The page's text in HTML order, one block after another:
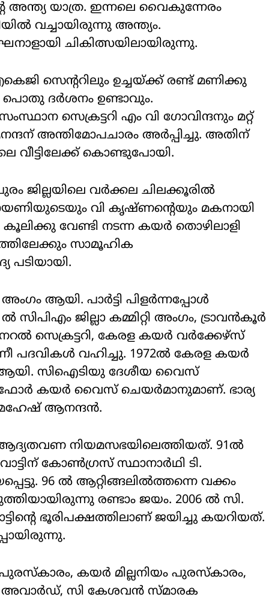
അന്ത്യ യാത്ര. ഇന്നലെ വൈകുന്നേരം
വച്ചായിരുന്നു അന്ത്യം.
ചികിത്സയിലായിരുന്നു.
സെന്ററിലും ഉച്ചയ്ക്ക് രണ്ട് മണിക്കു
ദര്‍ശനം ഉണ്ടാവും.
സെക്രട്ടറി എം വി ഗോവിന്ദനും മറ്റ്
അന്തിമോപചാരം അര്‍പ്പിച്ചു. അതിന്
വീട്ടിലേക്ക് കൊണ്ടുപോയി.
ജില്ലയിലെ വര്‍ക്കല ചിലക്കൂരില്‍
വി കൃഷ്ണന്റെയും മകനായി
വേണ്ടി നടന്ന കയര്‍ തൊഴിലാളി
സാമൂഹിക
അംഗം ആയി. പാര്‍ട്ടി പിളര്‍ന്നപ്പോള്‍
സിപിഎം ജില്ലാ കമ്മിറ്റി അംഗം, ട്രാവന്‍കൂര്‍
സെക്രട്ടറി, കേരള കയര്‍ വര്‍ക്കേഴ്സ്
പദവികള്‍ വഹിച്ചു. 1972ല്‍ കേരള കയര്‍
ആയി. സിഐടിയു ദേശീയ വൈസ്
കയര്‍ വൈസ് ചെയര്‍മാനുമാണ്. ഭാര്യ
ആനന്ദന്‍.
ആദ്യതവണ നിയമസഭയിലെത്തിയത്. 91ല്‍
കോണ്‍ഗ്രസ് സ്ഥാനാര്‍ഥി ടി.
96 ല്‍ ആറ്റിങ്ങലില്‍ത്തന്നെ വക്കം
രണ്ടാം ജയം. 2006 ല്‍ സി.
ഭൂരിപക്ഷത്തിലാണ് ജയിച്ചു കയറിയത്.
പുരസ്‌കാരം, കയര്‍ മില്ലനിയം പുരസ്‌കാരം,
അവാര്‍ഡ്, സി കേശവന്‍ സ്മാരക